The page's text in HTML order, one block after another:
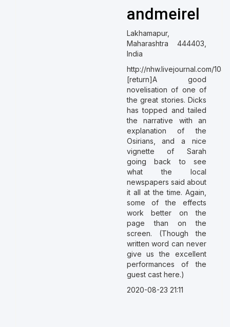
andmeirel
Lakhamapur,
Maharashtra 444403,
India
http://nhw.livejournal.com/
[return]A good
novelisation of one of
the great stories. Dicks
has topped and tailed
the narrative with an
explanation of the
Osirians, and a nice
vignette of Sarah
going back to see
what the local
newspapers said about
it all at the time. Again,
some of the effects
work better on the
page than on the
screen. (Though the
written word can never
give us the excellent
performances of the
guest cast here.)
2020-08-23 21:11